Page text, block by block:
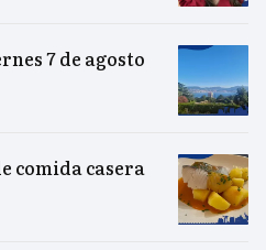
7 de agosto
comida casera